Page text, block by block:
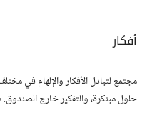
أفكار
مجتمع لتبادل الأفكار والإلهام في
حلول مبتكرة، والتفكير خارج